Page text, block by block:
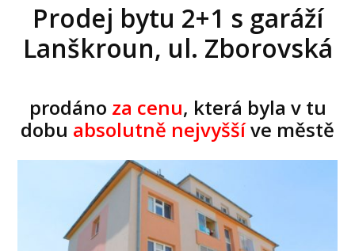
Prodej bytu 2+1 s garáží
Lanškroun, ul. Zborovská
prodáno za cenu, která byla v tu
dobu absolutně nejvyššíve městě